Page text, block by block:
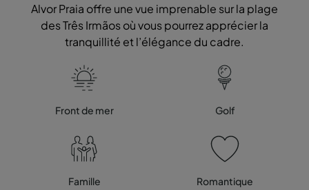
Alvor Praia offre une vue imprenable sur la plage
des Três Irmãos où vous pourrez apprécier la
tranquillité et l’élégance du cadre.
Front de mer Golf
Famille Romantique